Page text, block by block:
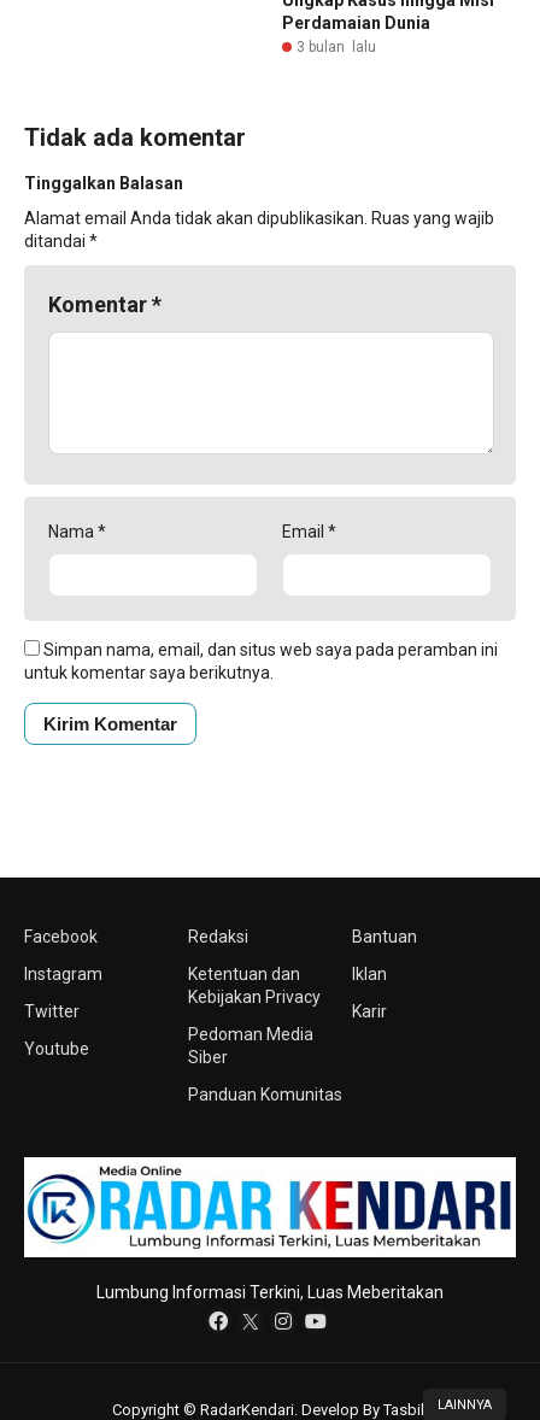
Perdamaian Dunia
3 bulan lalu
Tidak ada komentar
Tinggalkan Balasan
Alamat email Anda tidak akan dipublikasikan. Ruas yang wajib
ditandai *
Komentar*
Nama* Email *
Simpan nama, email, dan situs web saya pada peramban ini
untuk komentar saya berikutnya.
LAINNYA
Facebook
Instagram
Twitter
Youtube
Redaksi
Ketentuan dan
Kebijakan Privacy
Pedoman Media
Siber
Panduan Komunitas
Bantuan
Iklan
Karir
Lumbung Informasi Terkini, Luas Meberitakan
Copyright © RadarKendari. Develop By Tasbih